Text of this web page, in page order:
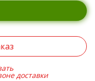
доставки